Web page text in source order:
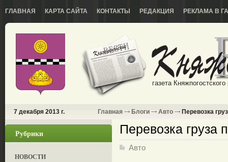
ГЛАВНАЯ КАРТА САЙТА КОНТАКТЫ РЕДАКЦИЯ РЕКЛАМА В
газета
7 декабря 2013 г. Главная Блоги Авто Перевозка
Рубрики
НОВОСТИ
Перевозка груза
Авто